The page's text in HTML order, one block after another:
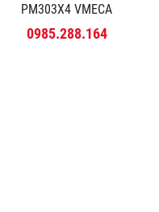
PM303X4 VMECA
0985.288.164